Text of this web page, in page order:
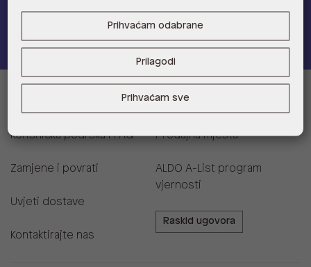
Pridružite se
Korisnička podrška i FAQ
Zamjene i povrati
Uvjeti dostave
Kontaktirajte nas
Prodajna mjesta
ALDO A-List program
vjernosti
Raskid ugovora
Prihvaćam odabrane
Prilagodi
Prihvaćam sve